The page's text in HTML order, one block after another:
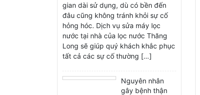
gian dài sử dụng, dù có bền đến
đâu cũng không tránh khỏi sự cố
hỏng hóc. Dịch vụ sửa máy lọc
nước tại nhà của lọc nước Thăng
Long sẽ giúp quý khách khắc phục
tất cả các sự cố thường […]
Nguyên nhân
gây bệnh thận